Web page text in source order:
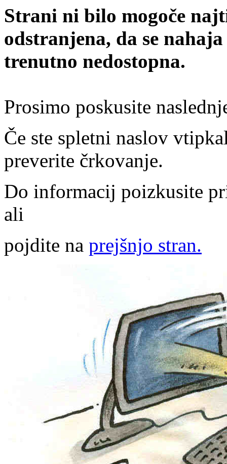
Strani ni bilo mogoče
odstranjena, da se
trenutno nedostopna.
Prosimo poskusite
Če ste spletni naslov
preverite črkovanje.
Do informacij poizkusite
ali
pojdite na prejšnjo stran.